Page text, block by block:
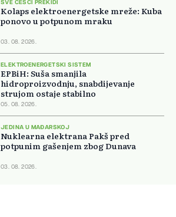
SVE ČEŠĆI PREKIDI
Kolaps elektroenergetske mreže: Kuba
ponovo u potpunom mraku
03. 08. 2026.
ELEKTROENERGETSKI SISTEM
EPBiH: Suša smanjila
hidroproizvodnju, snabdijevanje
strujom ostaje stabilno
05. 08. 2026.
JEDINA U MAĐARSKOJ
Nuklearna elektrana Pakš pred
potpunim gašenjem zbog Dunava
03. 08. 2026.